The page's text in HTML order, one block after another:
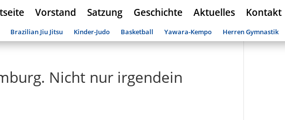
Vorstand Satzung Geschichte Aktuelles Kontakt
Brazilian Jiu Jitsu Kinder-Judo Basketball Yawara-Kempo Herren Gymnastik
Nicht nur irgendein